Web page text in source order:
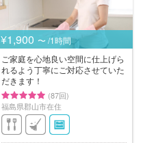
¥1,900 〜 /1時間
ご家庭を心地良い空間に仕上げら
れるよう丁寧にご対応させていた
だきます！
(87回)
福島県郡山市在住